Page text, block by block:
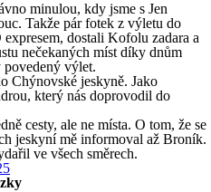
minulou, kdy jsme s Jen
Takže pár fotek z výletu do
dostali Kofolu zadara a
nečekaných míst díky dnům
výlet.
Chýnovské jeskyně. Jako
který nás doprovodil do
cesty, ale ne místa. O tom, že se
jeskyní mě informoval až Broník.
ve všech směrech.